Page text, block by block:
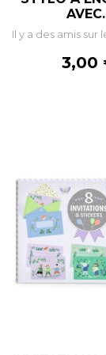
Il y a des amis sur
Prix
3,00